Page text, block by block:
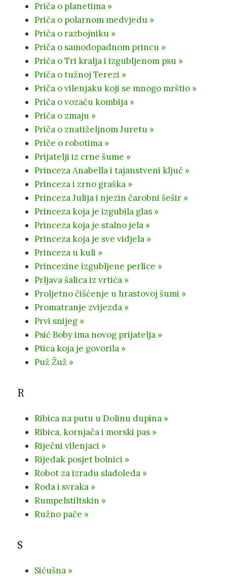
Priča o planetima »
Priča o polarnom medvjedu »
Priča o razbojniku »
Priča o samodopadnom princu »
Priča o Tri kralja i izgubljenom psu »
Priča o tužnoj Terezi »
Priča o vilenjaku koji se mnogo mrštio »
Priča o vozaču kombija »
Priča o zmaju »
Priča o znatiželjnom Juretu »
Priče o robotima »
Prijatelji iz crne šume »
Princeza Anabella i tajanstveni ključ »
Princeza i zrno graška »
Princeza Julija i njezin čarobni šešir »
Princeza koja je izgubila glas »
Princeza koja je stalno jela »
Princeza koja je sve vidjela »
Princeza u kuli »
Princezine izgubljene perlice »
Prljava šalica iz vrtića »
Proljetno čišćenje u hrastovoj šumi »
Promatranje zvijezda »
Prvi snijeg »
Psić Boby ima novog prijatelja »
Ptica koja je govorila »
Puž Žuž »
R
Ribica na putu u Dolinu dupina »
Ribica, kornjača i morski pas »
Riječni vilenjaci »
Rijedak posjet bolnici »
Robot za izradu sladoleda »
Roda i svraka »
Rumpelstiltskin »
Ružno pače »
S
Sićušna »